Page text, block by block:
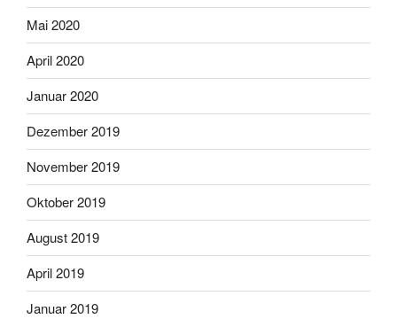
Mai 2020
April 2020
Januar 2020
Dezember 2019
November 2019
Oktober 2019
August 2019
April 2019
Januar 2019